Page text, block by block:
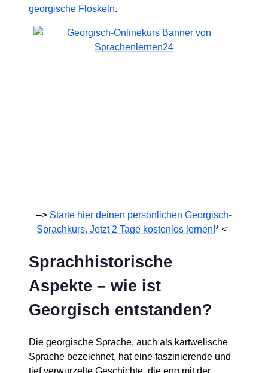
georgische Floskeln.
–> Starte hier deinen persönlichen Georgisch-
Sprachkurs. Jetzt 2 Tage kostenlos lernen!* <–
Sprachhistorische
Aspekte – wie ist
Georgisch entstanden?
Die georgische Sprache, auch als kartwelische
Sprache bezeichnet, hat eine faszinierende und